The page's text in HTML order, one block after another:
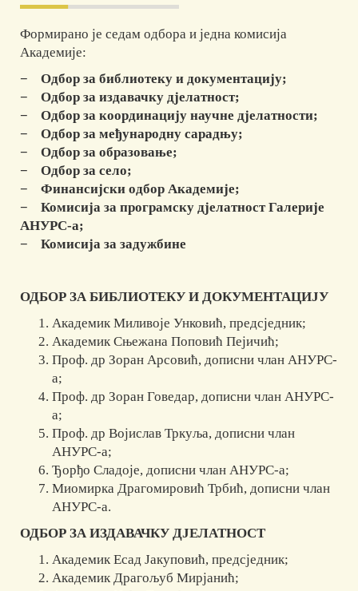
Формирано је седам одбора и једна комисија
Академије:
− Одбор за библиотеку и документацију;
− Одбор за издавачку дјелатност;
− Одбор за координацију научне дјелатности;
− Одбор за међународну сарадњу;
− Одбор за образовање;
− Одбор за село;
− Финансијски одбор Академије;
− Комисија за програмску дјелатност Галерије
АНУРС-а;
− Комисија за задужбине
ОДБОР ЗА БИБЛИОТЕКУ И ДОКУМЕНТАЦИЈУ
Академик Миливоје Унковић, предсједник;
Академик Сњежана Поповић Пејичић;
Проф. др Зоран Арсовић, дописни члан АНУРС-
а;
Проф. др Зоран Говедар, дописни члан АНУРС-
а;
Проф. др Војислав Тркуља, дописни члан
АНУРС-а;
Ђорђо Сладоје, дописни члан АНУРС-а;
Миомирка Драгомировић Трбић, дописни члан
АНУРС-а.
ОДБОР ЗА ИЗДАВАЧКУ ДЈЕЛАТНОСТ
Академик Есад Јакуповић, предсједник;
Академик Драгољуб Мирјанић;